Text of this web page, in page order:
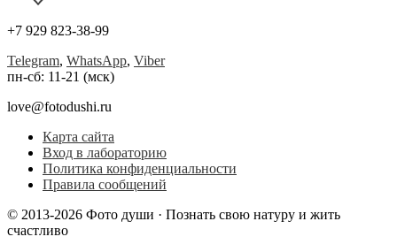
+7 929 823-38-99
Telegram, WhatsApp, Viber
пн-сб: 11-21 (мск)
love@fotodushi.ru
Карта сайта
Вход в лабораторию
Политика конфиденциальности
Правила сообщений
© 2013-2026 Фото души · Познать свою натуру и жить
счастливо